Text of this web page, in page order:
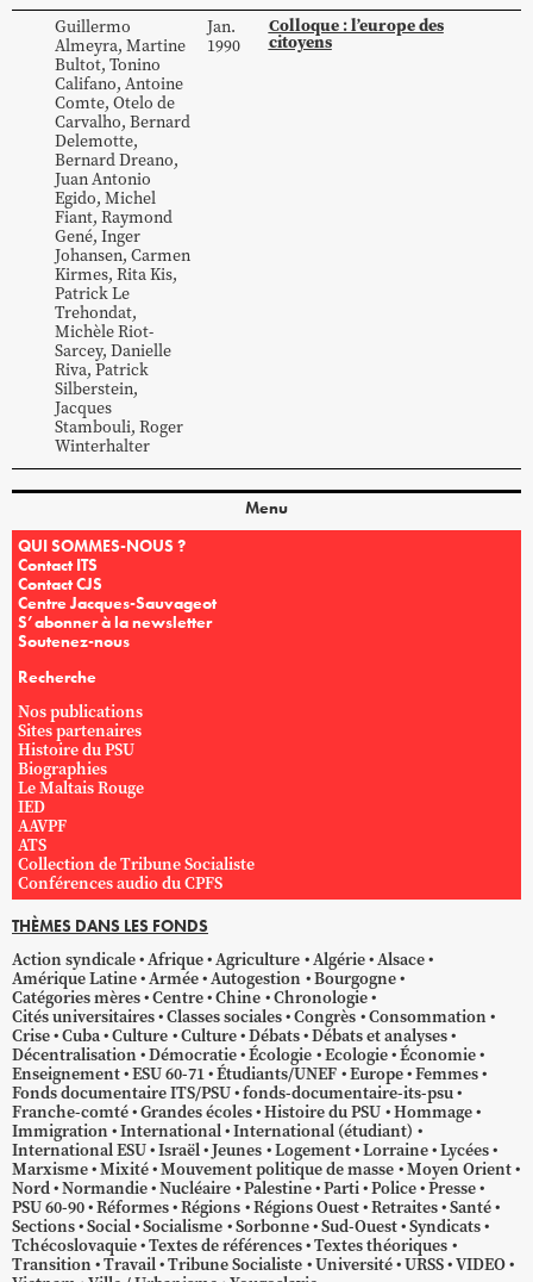
Guillermo
Almeyra, Martine
Bultot, Tonino
Califano, Antoine
Comte, Otelo de
Carvalho, Bernard
Delemotte,
BernardDreano,
Juan Antonio
Egido, Michel
Fiant, Raymond
Gené, Inger
Johansen, Carmen
Kirmes, RitaKis,
PatrickLe
Trehondat,
MichèleRiot-
Sarcey, Danielle
Riva, Patrick
Silberstein,
Jacques
Stambouli, Roger
Winterhalter
Jan.
1990
Colloque : l’europe des
citoyens
Menu
QUI SOMMES-NOUS ?
Contact ITS
Contact CJS
Centre Jacques-Sauvageot
S’abonner à la newsletter
Soutenez-nous
Recherche
Nos publications
Sites partenaires
Histoire du PSU
Biographies
Le Maltais Rouge
IED
AAVPF
ATS
Collection de Tribune Socialiste
Conférences audio du CPFS
THÈMES DANS LES FONDS
Action syndicale Afrique Agriculture Algérie Alsace
Amérique Latine Armée Autogestion
Bourgogne
Catégories mères Centre Chine Chronologie
Cités universitaires Classes sociales Congrès Consommation
Crise Cuba Culture Culture Débats Débats et analyses
Décentralisation Démocratie Écologie Ecologie Économie
Enseignement ESU 60-71 Étudiants/UNEF Europe Femmes
Fonds documentaire ITS/PSU fonds-documentaire-its-psu
Franche-comté Grandes écoles Histoire du PSU Hommage
Immigration International International (étudiant)
International ESU Israël Jeunes Logement Lorraine Lycées
Marxisme Mixité Mouvement politique de masse Moyen Orient
Nord Normandie Nucléaire Palestine Parti Police Presse
PSU 60-90 Réformes Régions Régions Ouest Retraites Santé
Sections Social Socialisme Sorbonne Sud-Ouest Syndicats
Tchécoslovaquie Textes de références Textes théoriques
Transition Travail Tribune Socialiste Université URSS VIDEO